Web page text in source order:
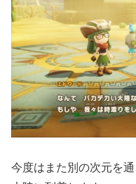
今度はまた別の次元を